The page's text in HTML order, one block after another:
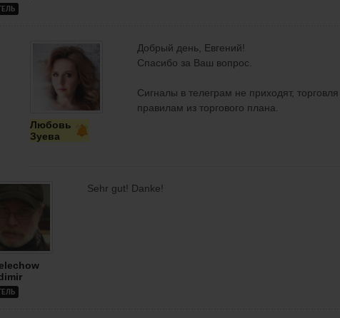
Любовь
Зуева
Добрый день, Евгений!
Спасибо за Ваш вопрос.
Сигналы в телеграм не приходят,
правилам из торгового плана.
Sehr gut! Danke!